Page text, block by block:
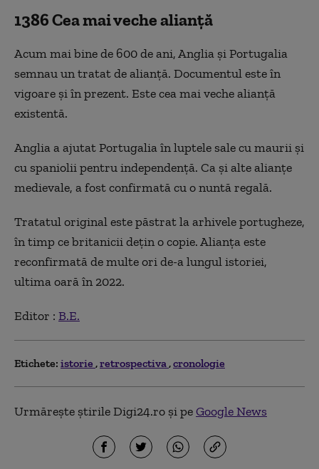
1386 Cea mai veche alianță
Acum mai bine de 600 de ani, Anglia și Portugalia
semnau un tratat de alianță. Documentul este în
vigoare și în prezent. Este cea mai veche alianță
existentă.
Anglia a ajutat Portugalia în luptele sale cu maurii și
cu spaniolii pentru independență. Ca și alte alianțe
medievale, a fost confirmată cu o nuntă regală.
Tratatul original este păstrat la arhivele portugheze,
în timp ce britanicii dețin o copie. Alianța este
reconfirmată de multe ori de-a lungul istoriei,
ultima oară în 2022.
Editor : B.E.
Etichete: istorie retrospectiva cronologie
Urmărește știrile Digi24.ro și peGoogle News